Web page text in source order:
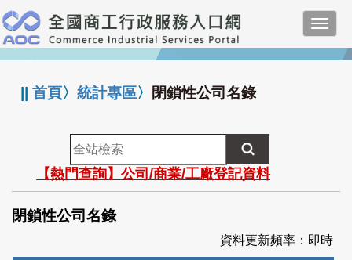
跳
到
主
要
:::
||首頁〉統計專區〉 閉鎖性公司名錄
全
站
檢
索
【熱門查詢】公司/商業/工廠登記資料
閉鎖性公司名錄
資料更新頻率：即時